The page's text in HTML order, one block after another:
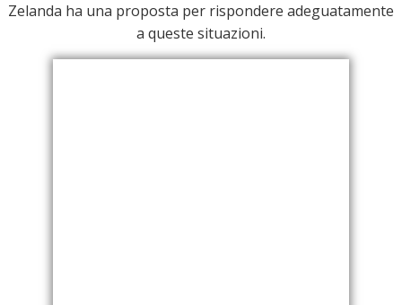
Zelanda ha una proposta per rispondere adeguatamente
a queste situazioni.